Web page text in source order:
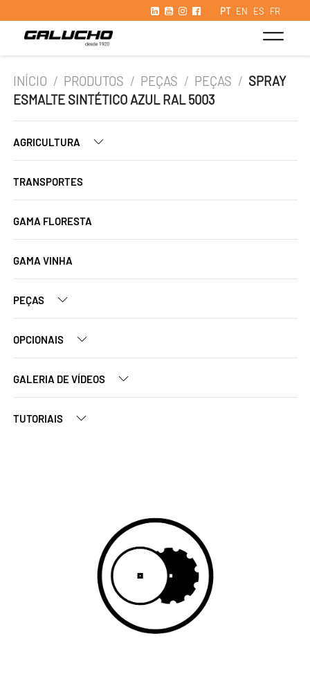
PT EN ES FR
INÍCIO / PRODUTOS / PEÇAS / PEÇAS / SPRAY
ESMALTE SINTÉTICO AZUL RAL 5003
AGRICULTURA
TRANSPORTES
GAMA FLORESTA
GAMA VINHA
PEÇAS
OPCIONAIS
GALERIA DE VÍDEOS
TUTORIAIS